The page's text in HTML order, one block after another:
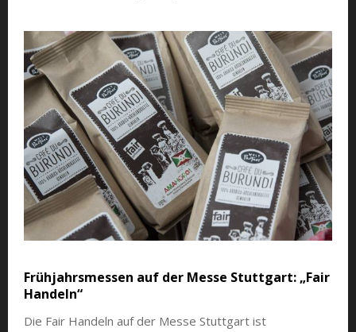
Frühjahrsmessen auf der Messe Stuttgart: „Fair
Handeln“
Die Fair Handeln auf der Messe Stuttgart ist